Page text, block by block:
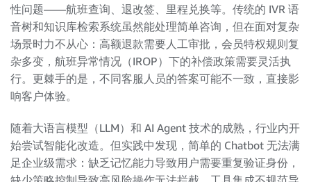
性问题——航班查询、退改签、里程兑换等。传统的 IVR 语
音树和知识库检索系统虽然能处理简单咨询，但在面对复杂
场景时力不从心：高额退款需要人工审批，会员特权规则复
杂多变，航班异常情况（IROP）下的补偿政策需要灵活执
行。更棘手的是，不同客服人员的答案可能不一致，直接影
响客户体验。
随着大语言模型（LLM）和 AI Agent 技术的成熟，行业内开
始尝试智能化改造。但实践中发现，简单的 Chatbot 无法满
足企业级需求：缺乏记忆能力导致用户需要重复验证身份，